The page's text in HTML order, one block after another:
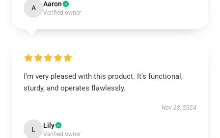
A Aaron
Verified owner
I’m very pleased with this product. It’s functional,
sturdy, and operates flawlessly.
Nov 28, 2024
L Lily
Verified owner